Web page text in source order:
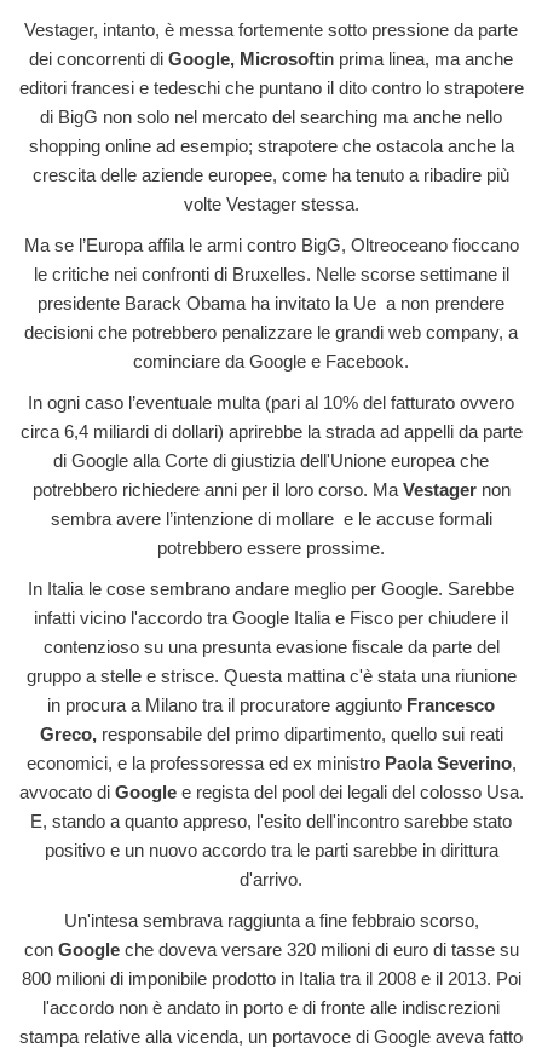
Vestager, intanto, è messa fortemente sotto pressione da parte
dei concorrenti di Google, Microsoftin prima linea, ma anche
editori francesi e tedeschi che puntano il dito contro lo strapotere
di BigG non solo nel mercato del searching ma anche nello
shopping online ad esempio; strapotere che ostacola anche la
crescita delle aziende europee, come ha tenuto a ribadire più
volte Vestager stessa.
Ma se l’Europa affila le armi contro BigG, Oltreoceano fioccano
le critiche nei confronti di Bruxelles. Nelle scorse settimane il
presidente Barack Obama ha invitato la Ue a non prendere
decisioni che potrebbero penalizzare le grandi web company, a
cominciare da Google e Facebook.
In ogni caso l’eventuale multa (pari al 10% del fatturato ovvero
circa 6,4 miliardi di dollari) aprirebbe la strada ad appelli da parte
di Google alla Corte di giustizia dell'Unione europea che
potrebbero richiedere anni per il loro corso. MaVestagernon
sembra avere l’intenzione di mollare e le accuse formali
potrebbero essere prossime.
In Italia le cose sembrano andare meglio per Google. Sarebbe
infatti vicino l'accordo tra Google Italia e Fisco per chiudere il
contenzioso su una presunta evasione fiscale da parte del
gruppo a stelle e strisce. Questa mattina c'è stata una riunione
in procura a Milano tra il procuratore aggiunto Francesco
Greco,responsabile del primo dipartimento, quello sui reati
economici, e la professoressa ed ex ministro Paola Severino,
avvocato di Googlee regista del pool dei legali del colosso Usa.
E, stando a quanto appreso, l'esito dell'incontro sarebbe stato
positivo e un nuovo accordo tra le parti sarebbe in dirittura
d'arrivo.
Un'intesa sembrava raggiunta a fine febbraio scorso,
con Googleche doveva versare 320 milioni di euro di tasse su
800 milioni di imponibile prodotto in Italia tra il 2008 e il 2013. Poi
l'accordo non è andato in porto e di fronte alle indiscrezioni
stampa relative alla vicenda, un portavoce di Google aveva fatto